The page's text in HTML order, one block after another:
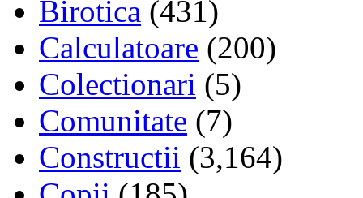
Birotica (431)
Calculatoare (200)
Colectionari (5)
Comunitate (7)
Constructii (3,164)